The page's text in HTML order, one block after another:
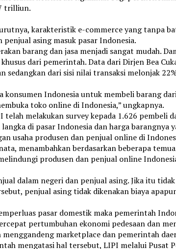
trilliun.
karakteristik e-commerce yang tanpa
asing masuk pasar Indonesia.
barang dan jasa menjadi sangat mudah.
dari pemerintah. Data dari Dirjen Bea
dari sisi nilai transaksi melonjak
Indonesia untuk membeli barang
toko online di Indonesia,” ungkapnya.
melakukan survey kepada 1.626 pembeli
di pasar Indonesia dan harga
usaha produsen dan penjual online di
menambahkan berdasarkan beberapa
produsen dan penjual online
dalam negeri dan penjual asing. Jika itu
penjual asing tidak dikenakan biaya
pasar domestik maka pemerintah
pertumbuhan ekonomi pedesaan dan
marketplace dan pemerintah
mengatasi hal tersebut, LIPI melalui